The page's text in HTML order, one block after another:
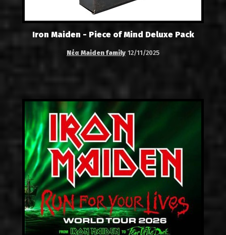
Iron Maiden - Piece of Mind Deluxe Pack
Νέα Maiden family 12/11/2025